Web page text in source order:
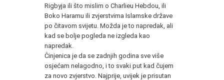
Rigbyja ili što mislim o Charlieu Hebdou, ili
Boko Haramu ili zvjerstvima Islamske države
po čitavom svijetu. Možda je to napredak, ali
kad se bolje pogleda ne izgleda kao
napredak.
Činjenica je da se zadnjih godina sve više
osjećam nelagodno, i to svaki put kad čujem
za novo zvjerstvo. Najprije, uvijek je prisutan